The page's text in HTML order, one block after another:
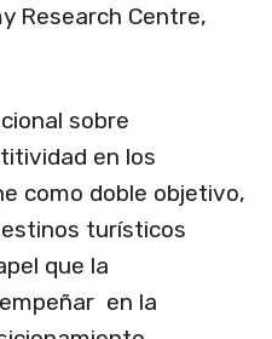
Research Centre,
sobre
en los
como doble objetivo,
turísticos
que la
en la